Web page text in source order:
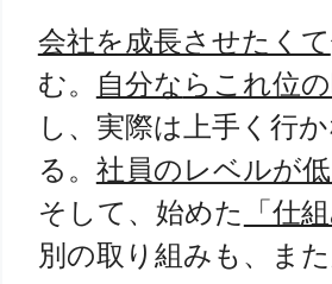
会社を成長させたくて
む。
自分な らこれ位
し、実際は上手く行
る。 社員のレベルが
そして、始めた
「仕
別の取り組みも、ま